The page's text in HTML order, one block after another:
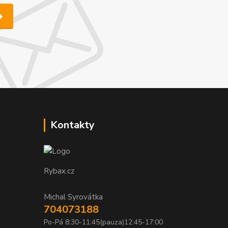
Kontakty
Rybax.cz
Michal Syrovátka
704073188
Po-Pá 8:30-11:45(pauza)12:45-17:00